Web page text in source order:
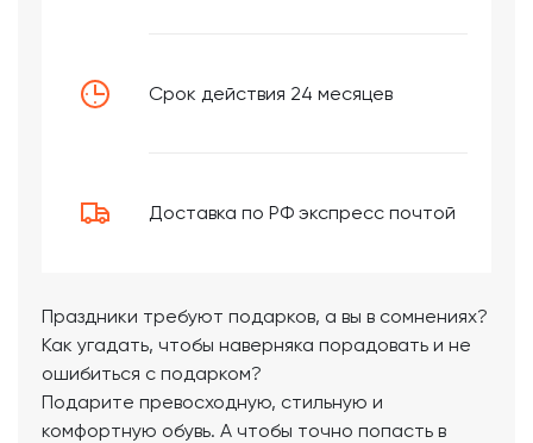
Срок действия 24 месяцев
Доставка по РФ экспресс почтой
Праздники требуют подарков, а вы в сомнениях?
Как угадать, чтобы наверняка порадовать и не
ошибиться с подарком?
Подарите превосходную, стильную и
комфортную обувь. А чтобы точно попасть в